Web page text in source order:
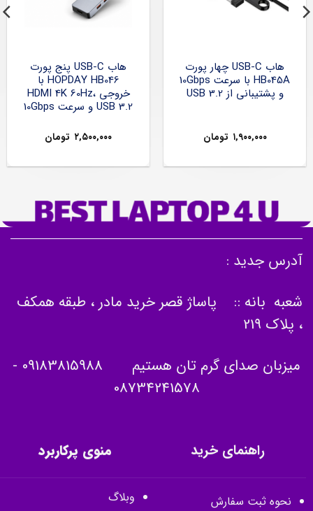
هاب USB-C چهار پورت
HB045A با سرعت 10Gbps
و پشتیبانی از USB 3.2
۱,۹۰۰,۰۰۰ تومان
هاب USB-C پنج پورت
HOPDAY HB046 با
خروجی HDMI 4K 60Hz،
USB 3.2 و سرعت 10Gbps
۲,۵۰۰,۰۰۰ تومان
آدرس جدید :
شعبه بانه :: پاساژ قصر خرید مادر ، طبقه همکف
، پلاک 219
میزبان صدای گرم تان هستیم 09183815988
-
08734241578
راهنمای خرید
نحوه ثبت سفارش
منوی پرکاربرد
وبلاگ